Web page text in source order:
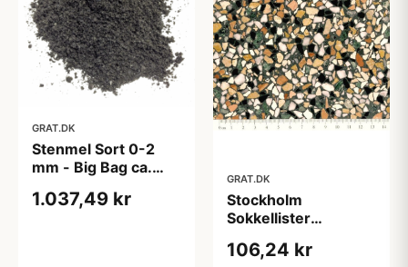
GRAT.DK
Stenmel Sort 0-2
mm - Big Bag ca.
1.037,49 kr
GRAT.DK
Stockholm
Sokkellister
3 mm fas i top
106,24 kr